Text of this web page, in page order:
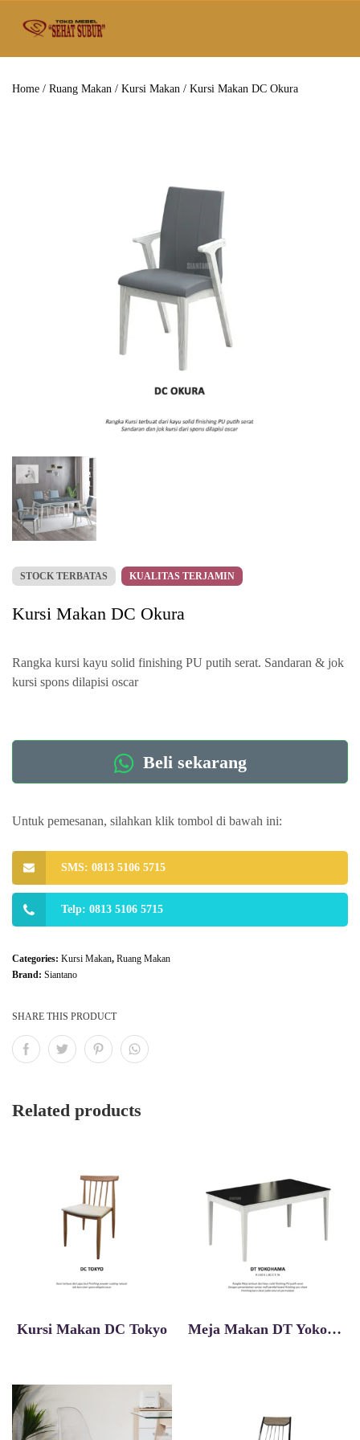
Home / Ruang Makan / Kursi Makan / Kursi Makan DC Okura
STOCK TERBATAS KUALITAS TERJAMIN
Kursi Makan DC Okura
Rangka kursi kayu solid finishing PU putih serat. Sandaran & jok
kursi spons dilapisi oscar
Beli sekarang
Untuk pemesanan, silahkan klik tombol di bawah ini:
SMS: 0813 5106 5715
Telp: 0813 5106 5715
Categories: Kursi Makan, Ruang Makan
Brand: Siantano
SHARE THIS PRODUCT
Related products
Kursi Makan DC Tokyo Meja Makan DT Yokohama